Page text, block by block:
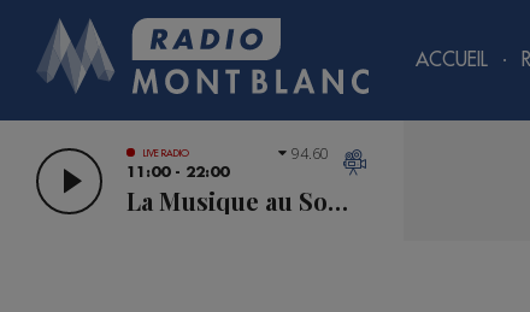
ACCUEIL
LIVE RADIO
11:00 - 22:00
La Musique au Sommet
94.60